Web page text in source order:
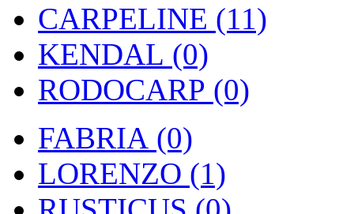
CARPELINE (11)
KENDAL (0)
RODOCARP (0)
FABRIA (0)
LORENZO (1)